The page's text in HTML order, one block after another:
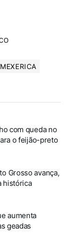
MEXERICA
com queda no
o feijão-preto
Grosso avança,
histórica
aumenta
geadas